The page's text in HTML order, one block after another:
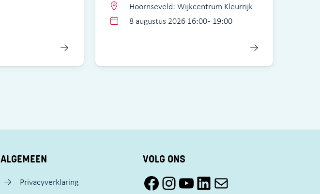
Hoornseveld: Wijkcentrum Kleurrijk
8 augustus 2026 16:00 - 19:00
ALGEMEEN
Privacyverklaring
VOLG ONS
Facebook Pact Zaandam OostInstagram Pact Zaandam OostYouTube Pact Zaandam OostLinkedIn
Mail